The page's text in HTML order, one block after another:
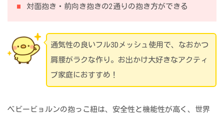
対面抱き・前向き抱きの2通りの抱き方ができる
通気性の良いフル3Dメッシュ使用で、なおかつ
肩腰がラクな作り。お出かけ大好きなアクティ
ブ家庭におすすめ！
ベビービョルンの抱っこ紐は、安全性と機能性が高く、世界